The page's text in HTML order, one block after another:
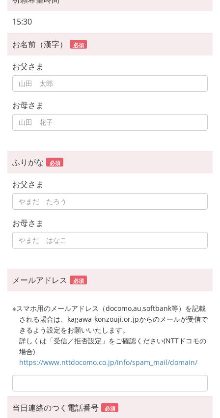
15:30
お名前（漢字） 必須
お父さま
お母さま
ふりがな 必須
お父さま
お母さま
メールアドレス 必須
※スマホ用のメールアドレス（docomo,au,softbank等）を記載
される場合は、kagawa-konzouji.or.jpからのメールが受信で
きるよう設定をお願いいたします。
詳しくは「受信／拒否設定」をご確認ください(NTTドコモの
場合)
https://www.nttdocomo.co.jp/info/spam_mail/domain/
当日連絡のつく電話番号 必須